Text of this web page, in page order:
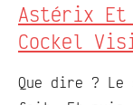
Astérix Et
Cockel
Que dire ?